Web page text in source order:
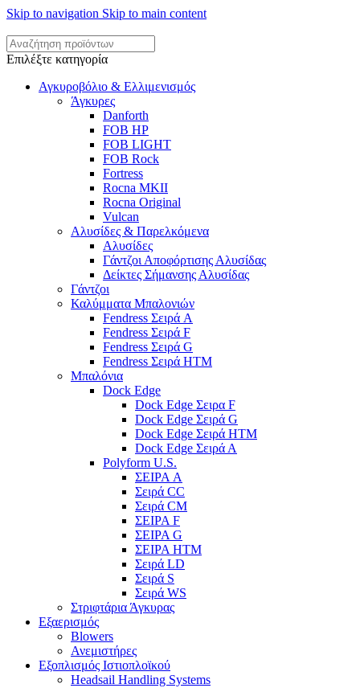
Skip to navigation Skip to main content
Επιλέξτε κατηγορία
Αγκυροβόλιο & Ελλιμενισμός
Άγκυρες
Danforth
FOB HP
FOB LIGHT
FOB Rock
Fortress
Rocna MKII
Rocna Original
Vulcan
Αλυσίδες & Παρελκόμενα
Αλυσίδες
Γάντζοι Αποφόρτισης Αλυσίδας
Δείκτες Σήμανσης Αλυσίδας
Γάντζοι
Καλύμματα Μπαλονιών
Fendress Σειρά A
Fendress Σειρά F
Fendress Σειρά G
Fendress Σειρά HTM
Μπαλόνια
Dock Edge
Dock Edge Σειρα F
Dock Edge Σειρά G
Dock Edge Σειρά HTM
Dock Edge Σειρά Α
Polyform U.S.
ΣΕΙΡΑ A
Σειρά CC
Σειρά CM
ΣΕΙΡΑ F
ΣΕΙΡΑ G
ΣΕΙΡΑ HTM
Σειρά LD
Σειρά S
Σειρά WS
Στριφτάρια Άγκυρας
Εξαερισμός
Blowers
Ανεμιστήρες
Εξοπλισμός Ιστιοπλοϊκού
Headsail Handling Systems